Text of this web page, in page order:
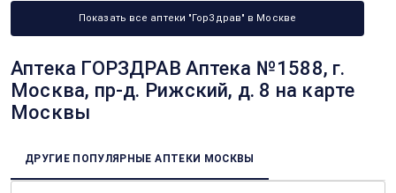
Показать все аптеки "ГорЗдрав" в Москве
Аптека ГОРЗДРАВ Аптека №1588, г.
Москва, пр-д. Рижский, д. 8 на карте
Москвы
ДРУГИЕ ПОПУЛЯРНЫЕ АПТЕКИ МОСКВЫ